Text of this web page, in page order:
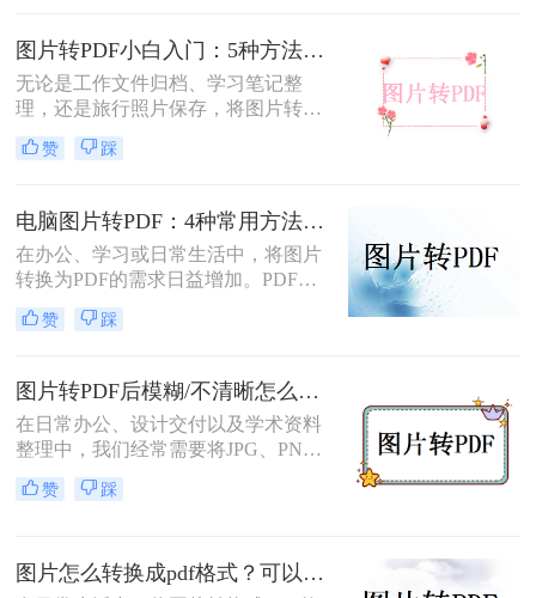
机、在线工具等多种转换方法，总有
一种适合你！
图片转PDF小白入门：5种方法从最简单到最专业逐步升级！
无论是工作文件归档、学习笔记整
理，还是旅行照片保存，将图片转换
为PDF都能让内容更规范、更易分
享。那么如何图片转pdf呢？本文提供
5种常用方法，3分钟即可学会！
赞 踩
电脑图片转PDF：4种常用方法按Windows和Mac系统分别推荐！
在办公、学习或日常生活中，将图片
转换为PDF的需求日益增加。PDF格
式因其跨平台兼容性、可编辑性和安
全性，成为文档分享和存储的首选。
作系统自带工具、专业软件及在线服
务，帮助您高效完成图片到PDF的转
换。
赞 踩
图片转PDF后模糊/不清晰怎么办？三种有效方法帮你解决！
在日常办公、设计交付以及学术资料
整理中，我们经常需要将JPG、PNG
等格式的图片合并转换为PDF文档。
然而，许多用户都遇到过这样一个令
变得模糊、边缘出现锯齿，甚至无法
赞 踩
图片怎么转换成pdf格式？可以尝试这三种方法！